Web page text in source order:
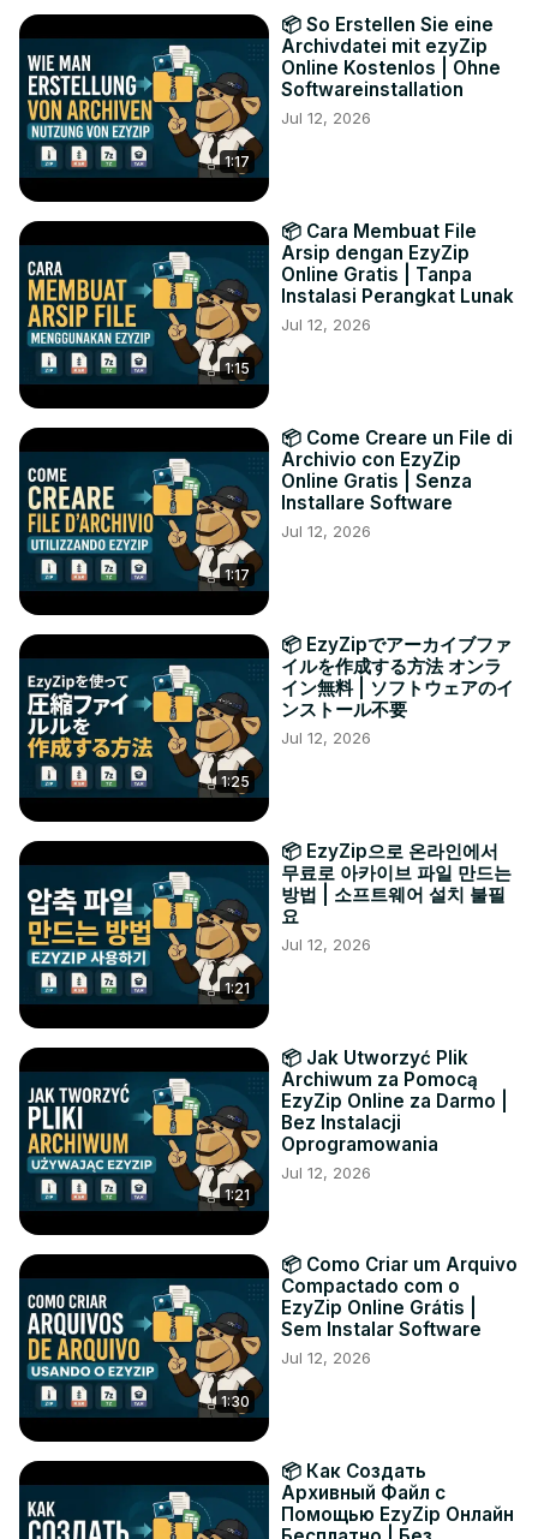
1:17
📦 So Erstellen Sie eine
Archivdatei mit ezyZip
Online Kostenlos | Ohne
Softwareinstallation
Jul 12, 2026
1:15
📦 Cara Membuat File
Arsip dengan EzyZip
Online Gratis | Tanpa
Instalasi Perangkat Lunak
Jul 12, 2026
1:17
📦 Come Creare un File di
Archivio con EzyZip
Online Gratis | Senza
Installare Software
Jul 12, 2026
1:25
📦 EzyZipでアーカイブファ
イルを作成する方法 オンラ
イン無料 | ソフトウェアのイ
ンストール不要
Jul 12, 2026
1:21
📦 EzyZip으로 온라인에서
무료로 아카이브 파일 만드는
방법 | 소프트웨어 설치 불필
요
Jul 12, 2026
1:21
📦 Jak Utworzyć Plik
Archiwum za Pomocą
EzyZip Online za Darmo |
Bez Instalacji
Oprogramowania
Jul 12, 2026
1:30
📦 Como Criar um Arquivo
Compactado com o
EzyZip Online Grátis |
Sem Instalar Software
Jul 12, 2026
📦 Как Создать
Архивный Файл с
Помощью EzyZip Онлайн